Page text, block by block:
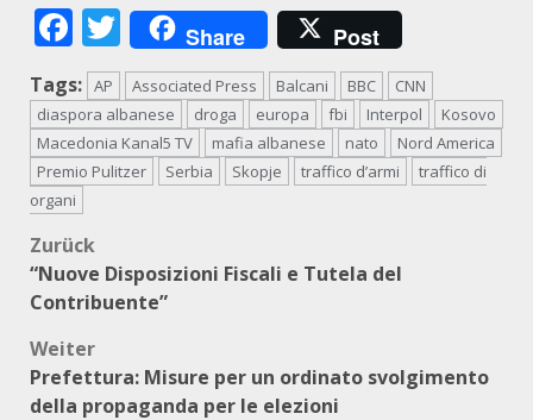
Facebook
Twitter
Share Post
Tags: AP Associated Press Balcani BBC
CNN
diaspora albanese
droga europa fbi Interpol
Kosovo
Macedonia Kanal5 TV
mafia albanese nato
Nord America
Premio Pulitzer
Serbia Skopje traffico d’armi
traffico di
organi
Beitragsnavigation
Zurück
“Nuove Disposizioni Fiscali e Tutela del
Contribuente”
Weiter
Prefettura: Misure per un ordinato svolgimento
della propaganda per le elezioni